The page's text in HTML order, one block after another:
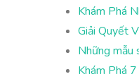
Khám Phá
Giải Quyết
Những mẫu
Khám Phá